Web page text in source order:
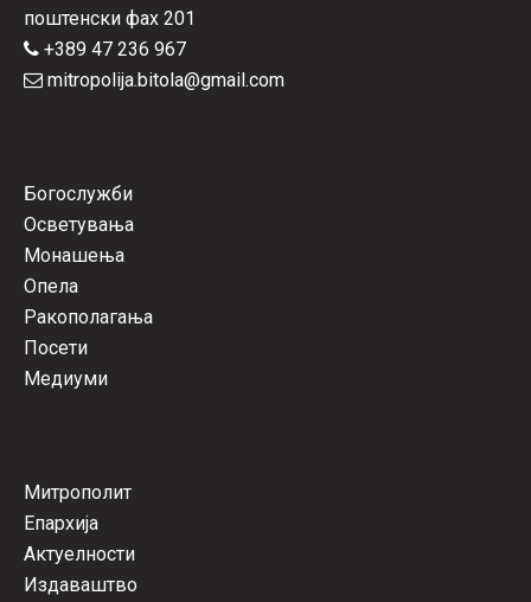
поштенски фах 201
+389 47 236 967
mitropolija.bitola@gmail.com
Богослужби
Осветувања
Монашења
Опела
Ракополагања
Посети
Медиуми
Митрополит
Епархија
Актуелности
Издаваштво